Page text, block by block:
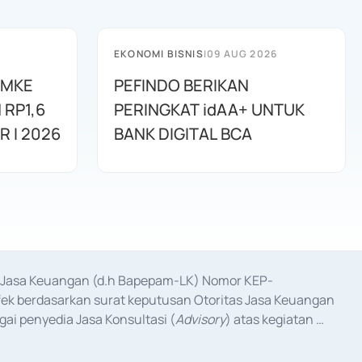
I 2026
EKONOMI BISNIS|09 AUG 2026
PEFINDO BERIKAN
PERINGKAT idAA+ UNTUK
BANK DIGITAL BCA
Keuangan (d.h Bapepam-LK) Nomor KEP-
berdasarkan surat keputusan Otoritas Jasa Keuangan
penyedia Jasa Konsultasi (Advisory) atas kegiatan